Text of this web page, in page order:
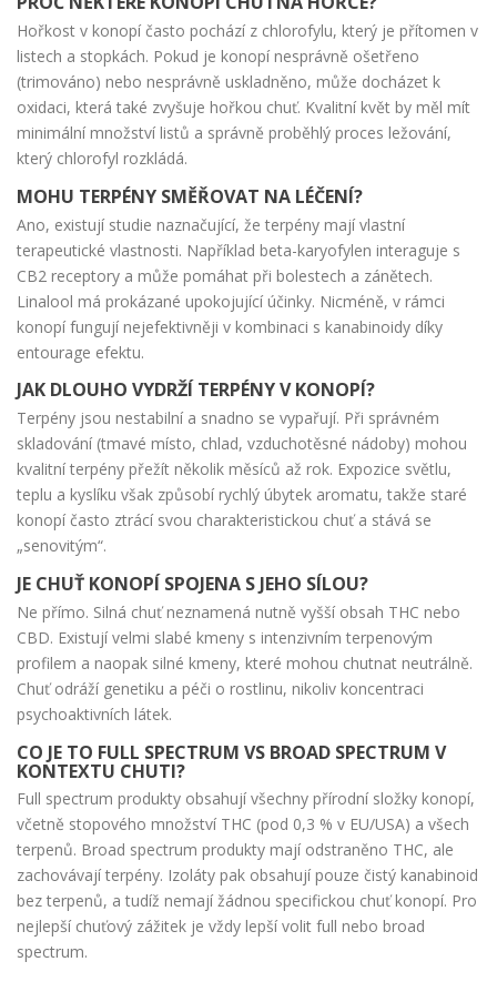
Hořkost v konopí často pochází z chlorofylu, který je přítomen v
listech a stopkách. Pokud je konopí nesprávně ošetřeno
(trimováno) nebo nesprávně uskladněno, může docházet k
oxidaci, která také zvyšuje hořkou chuť. Kvalitní květ by měl mít
minimální množství listů a správně proběhlý proces ležování,
který chlorofyl rozkládá.
MOHU TERPÉNY SMĚŘOVAT NA LÉČENÍ?
Ano, existují studie naznačující, že terpény mají vlastní
terapeutické vlastnosti. Například beta-karyofylen interaguje s
CB2 receptory a může pomáhat při bolestech a zánětech.
Linalool má prokázané upokojující účinky. Nicméně, v rámci
konopí fungují nejefektivněji v kombinaci s kanabinoidy díky
entourage efektu.
JAK DLOUHO VYDRŽÍ TERPÉNY V KONOPÍ?
Terpény jsou nestabilní a snadno se vypařují. Při správném
skladování (tmavé místo, chlad, vzduchotěsné nádoby) mohou
kvalitní terpény přežít několik měsíců až rok. Expozice světlu,
teplu a kyslíku však způsobí rychlý úbytek aromatu, takže staré
konopí často ztrácí svou charakteristickou chuť a stává se
„senovitým“.
JE CHUŤ KONOPÍ SPOJENA S JEHO SÍLOU?
Ne přímo. Silná chuť neznamená nutně vyšší obsah THC nebo
CBD. Existují velmi slabé kmeny s intenzivním terpenovým
profilem a naopak silné kmeny, které mohou chutnat neutrálně.
Chuť odráží genetiku a péči o rostlinu, nikoliv koncentraci
psychoaktivních látek.
CO JE TO FULL SPECTRUM VS BROAD SPECTRUM V
KONTEXTU CHUTI?
Full spectrum produkty obsahují všechny přírodní složky konopí,
včetně stopového množství THC (pod 0,3 % v EU/USA) a všech
terpenů. Broad spectrum produkty mají odstraněno THC, ale
zachovávají terpény. Izoláty pak obsahují pouze čistý kanabinoid
bez terpenů, a tudíž nemají žádnou specifickou chuť konopí. Pro
nejlepší chuťový zážitek je vždy lepší volit full nebo broad
spectrum.